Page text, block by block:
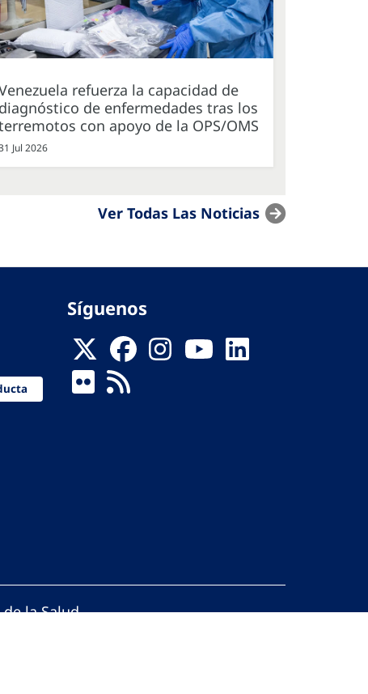
refuerza la capacidad de
diagnóstico de enfermedades tras los
con apoyo de la OPS/OMS
Jul 2026
Ver Todas Las Noticias
Síguenos
la Salud